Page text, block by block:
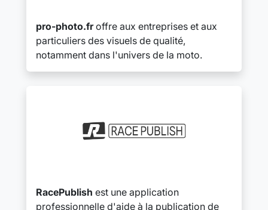
pro-photo.froffre aux entreprises et aux
particuliers des visuels de qualité,
notamment dans l'univers de la moto.
RacePublish est une application
professionnelle d'aide à la publication de